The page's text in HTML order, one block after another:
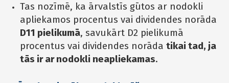
Tas nozīmē, ka ārvalstīs gūtos ar nodokli
apliekamos procentus vai dividendes norāda
D11 pielikumā, savukārt D2 pielikumā
procentus vai dividendes norāda tikai tad, ja
tās ir ar nodokli neapliekamas.